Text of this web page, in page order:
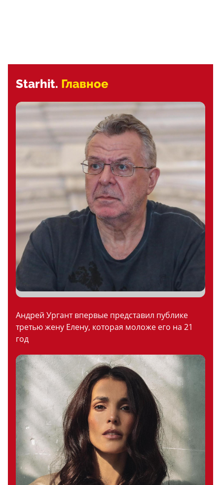
Starhit. Главное
Андрей Ургант впервые представил публике
третью жену Елену, которая моложе его на 21
год